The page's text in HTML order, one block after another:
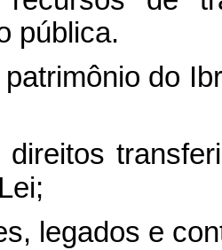
pública.
do
legados e